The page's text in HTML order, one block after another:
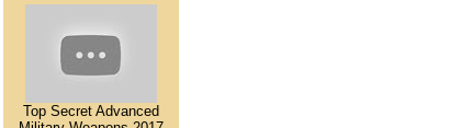
Top Secret Advanced